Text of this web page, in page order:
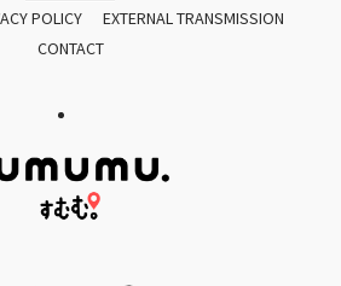
POLICY
EXTERNAL TRANSMISSION
CONTACT